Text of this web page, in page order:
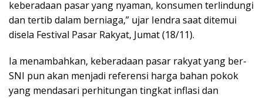
keberadaan pasar yang nyaman, konsumen terlindungi
dan tertib dalam berniaga,” ujar Iendra saat ditemui
disela Festival Pasar Rakyat, Jumat (18/11).
Ia menambahkan, keberadaan pasar rakyat yang ber-
SNI pun akan menjadi referensi harga bahan pokok
yang mendasari perhitungan tingkat inflasi dan